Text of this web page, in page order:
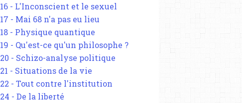
16 - L'Inconscient et le sexuel
17 - Mai 68 n'a pas eu lieu
18 - Physique quantique
19 - Qu'est-ce qu'un philosophe ?
20 - Schizo-analyse politique
21 - Situations de la vie
22 - Tout contre l'institution
24 - De la liberté